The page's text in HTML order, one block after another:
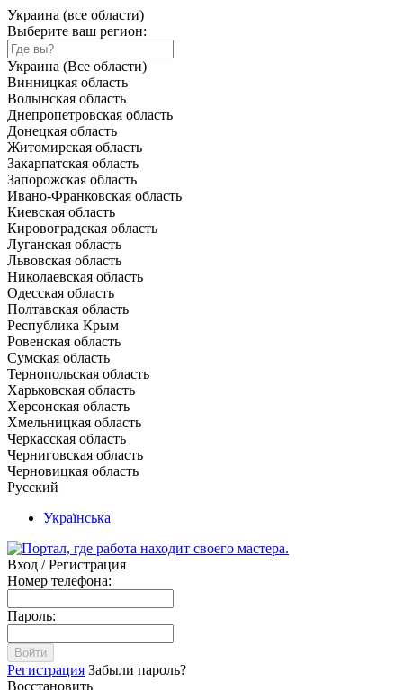
Украина (все области)
Выберите ваш регион:
Украина (Все области)
Винницкая область
Волынская область
Днепропетровская область
Донецкая область
Житомирская область
Закарпатская область
Запорожская область
Ивано-Франковская область
Киевская область
Кировоградская область
Луганская область
Львовская область
Николаевская область
Одесская область
Полтавская область
Республика Крым
Ровенская область
Сумская область
Тернопольская область
Харьковская область
Херсонская область
Хмельницкая область
Черкасская область
Черниговская область
Черновицкая область
Русский
Українська
Вход / Регистрация
Номер телефона:
Пароль:
Войти
Регистрация Забыли пароль?
Восстановить